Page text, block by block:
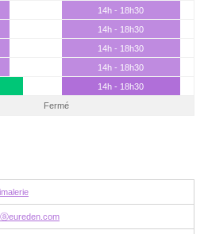
14h - 18h30
14h - 18h30
14h - 18h30
14h - 18h30
14h - 18h30
Fermé